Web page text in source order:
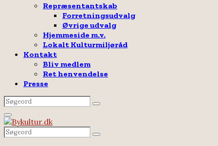
Repræsentantskab
Forretningsudvalg
Øvrige udvalg
Hjemmeside m.v.
Lokalt Kulturmiljøråd
Kontakt
Bliv medlem
Ret henvendelse
Presse
Search
for:
Search
Facebook
Email
Rss
Primary
Menu
Search
for:
Search